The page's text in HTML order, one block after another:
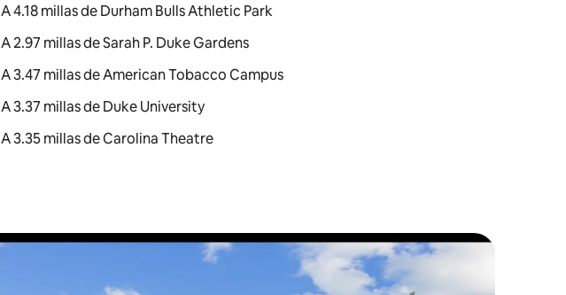
A 4.18 millas de Durham Bulls Athletic Park
A 2.97 millas de Sarah P. Duke Gardens
A 3.47 millas de American Tobacco Campus
A 3.37 millas de Duke University
A 3.35 millas de Carolina Theatre